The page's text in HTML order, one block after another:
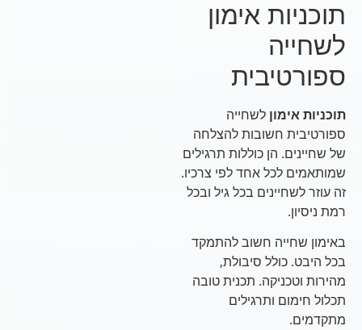
תוכניות אימון
לשחייה
ספורטיבית
תוכניות אימוןלשחייה
ספורטיבית חשובות להצלחה
של שחיינים. הן כוללות תרגילים
שמותאמים לכל אחד לפי צרכיו.
זה עוזר לשחיינים בכל גיל ובכל
רמת ניסיון.
באימון שחייה חשוב להתמקד
בכל היבט. כולל סיבולת,
מהירות וטכניקה. תכנית טובה
תכלול חימום ותרגילים
מתקדמים.